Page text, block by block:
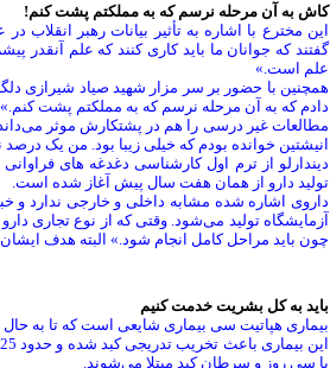
کاش به آن مرحله نرسم که به مملکتم پشت کنم!
این مخترع با اشاره به تأثیر بیانات رهبر
گفتند که جوانان ما باید کاری کنند که علم آنقدر
علم است.»
همچنین با حضور بر سر مزار شهید صیاد شیرازی
دادم که به آن مرحله نرسم که به مملکتم پشت کنم.»
مطالعات غیر درسی را هم در پشتکارش موثر
انیشتین خوانده بودم که خیلی زیبا بود. من یک
دیندارلو از ترم اول کارشناسی دغدغه های
تولید دارو از همان هفت سال پیش آغاز شده است.
داروی اشاره شده مشابه داخلی و خارجی ندارد و
آزمایشگاه تولید می‌شود. وقتی که از نوع تجاری
چون باید مراحل کامل انجام شود.» البته هدف
باید به کل بشریت خدمت کنیم
بیماری هپاتیت سی بیماری شایعی است که تا به
یا سی روز و سرطان کبد مبتلا می‌شوند.